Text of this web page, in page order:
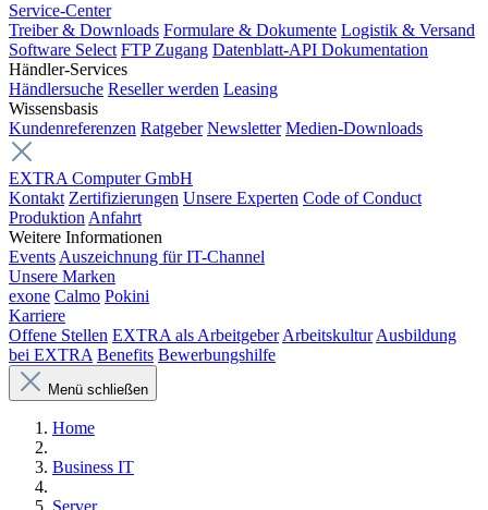
Service-Center
Treiber & Downloads Formulare & Dokumente Logistik & Versand
Software Select FTP Zugang Datenblatt-API Dokumentation
Händler-Services
Händlersuche Reseller werden Leasing
Wissensbasis
Kundenreferenzen Ratgeber Newsletter Medien-Downloads
EXTRA Computer GmbH
Kontakt Zertifizierungen Unsere Experten Code of Conduct
Produktion Anfahrt
Weitere Informationen
Events Auszeichnung für IT-Channel
Unsere Marken
exone Calmo Pokini
Karriere
Offene Stellen EXTRA als Arbeitgeber Arbeitskultur Ausbildung
bei EXTRA Benefits Bewerbungshilfe
Menü schließen
Home
Business IT
Server